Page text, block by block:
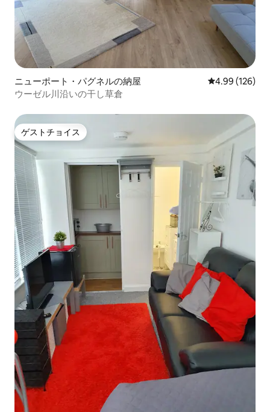
ニューポート・パグネルの納屋 レビュー126
4.99 (126)
ウーゼル川沿いの干し草倉
ゲストチョイス
ゲストチョイス